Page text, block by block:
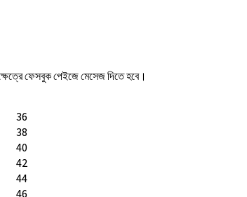
ফেসবুক পেইজে মেসেজ দিতে হবে।
36
38
40
42
44
46